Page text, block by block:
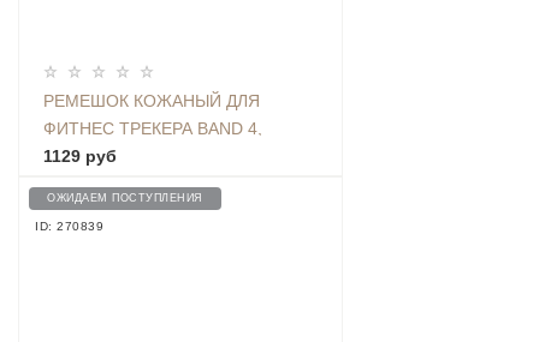
РЕМЕШОК КОЖАНЫЙ ДЛЯ
ФИТНЕС ТРЕКЕРА BAND 4,
КРАСНЫЙ
1129 руб
ОЖИДАЕМ ПОСТУПЛЕНИЯ
ID: 270839